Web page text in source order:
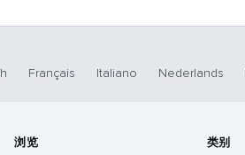
Français Italiano Nederlands
浏览 类别